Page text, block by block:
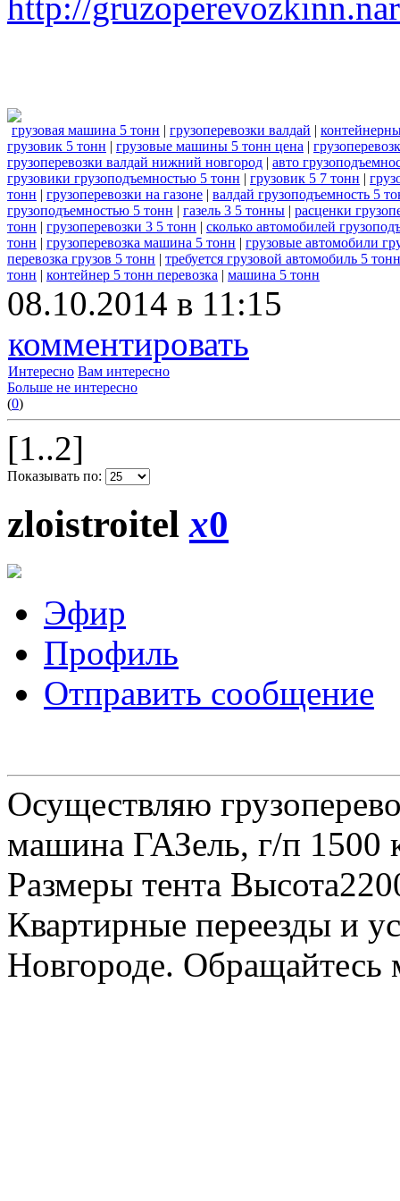
грузовая машина 5 тонн | грузоперевозки валдай |
грузовик 5 тонн | грузовые машины 5 тонн цена |
грузоперевозки валдай нижний новгород | авто
грузовики грузоподъемностью 5 тонн | грузовик 5 7 тонн |
тонн | грузоперевозки на газоне | валдай грузоподъемность 5
грузоподъемностью 5 тонн | газель 3 5 тонны | расценки
тонн | грузоперевозки 3 5 тонн | сколько автомобилей
тонн | грузоперевозка машина 5 тонн | грузовые автомобили
перевозка грузов 5 тонн | требуется грузовой автомобиль 5 тонн
тонн | контейнер 5 тонн перевозка | машина 5 тонн
08.10.2014 в 11:15
комментировать
Интересно Вам интересно
Больше не интересно
(0)
[1..2]
Показывать по:
zloistroitelx0
Эфир
Профиль
Отправить сообщение
Осуществляю
машина ГАЗель, г/п 1500
Размеры тента
Квартирные переезды и
Новгороде.